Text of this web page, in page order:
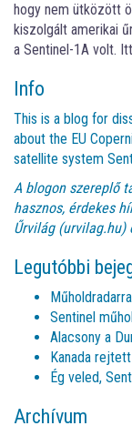
hogy nem ütközött
kiszolgált amerikai
a Sentinel-1A volt.
Info
This is a blog for
about the EU
satellite system
A blogon szereplő
hasznos, érdekes
Űrvilág (urvilag.hu)
Legutóbbi
Sentinel
Alacsony a
Kanada
Ég veled,
Archívum